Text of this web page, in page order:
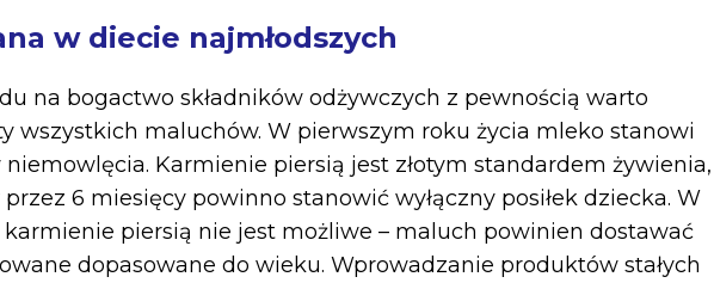
w diecie najmłodszych
na bogactwo składników odżywczych z pewnością warto
wszystkich maluchów. W pierwszym roku życia mleko stanowi
Karmienie piersią jest złotym standardem żywienia,
6 miesięcy powinno stanowić wyłączny posiłek dziecka. W
piersią nie jest możliwe – maluch powinien dostawać
dopasowane do wieku. Wprowadzanie produktów stałych